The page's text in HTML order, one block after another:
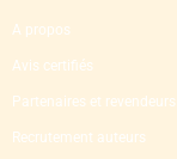
A propos
Avis certifiés
Partenaires et revendeurs
Recrutement auteurs